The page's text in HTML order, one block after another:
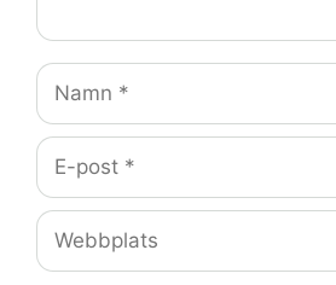
Namn
E-
post
Webbplats